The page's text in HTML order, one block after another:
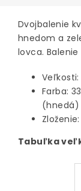
Dvojbalenie
hnedom a
lovca.
Veľkosti:
Farba:
(hnedá)
Tabuľka